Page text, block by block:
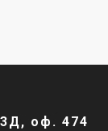
оф. 474